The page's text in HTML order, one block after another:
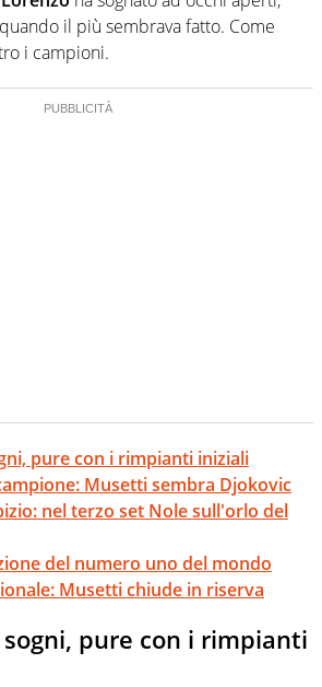
il più sembrava fatto. Come
i campioni.
pure con i rimpianti iniziali
Musetti sembra Djokovic
nel terzo set Nole sull'orlo del
del numero uno del mondo
Musetti chiude in riserva
pure con i rimpianti